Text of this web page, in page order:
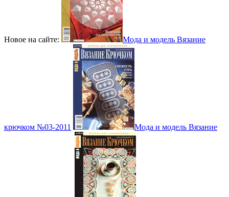
Новое на сайте: Мода и модель Вязание
крючком №03-2011 Мода и модель Вязание